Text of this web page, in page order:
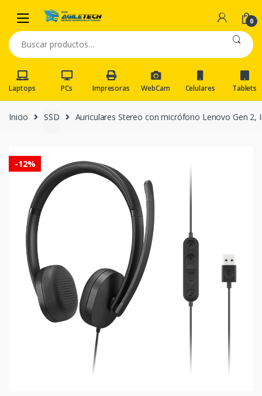
navigation
content
0
Buscar
por:
Laptops PCs Impresoras WebCam Celulares Tablets
Inicio SSD Auriculares Stereo con micrófono Lenovo Gen 2,
-12%